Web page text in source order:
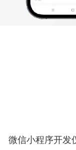
微信小程序开发